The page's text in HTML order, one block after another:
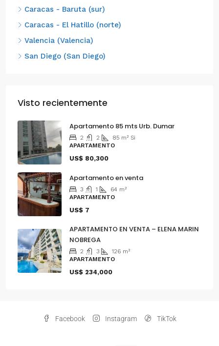
Caracas - Baruta (sur)
Caracas - El Hatillo (norte)
Valencia (Valencia)
San Diego (San Diego)
Visto recientemente
Apartamento 85 mts Urb. Dumar
2 2 85 m² Si
APARTAMENTO
US$ 80,300
Apartamento en venta
3 1 64 m²
APARTAMENTO
US$ 7
APARTAMENTO EN VENTA – ELENA MARIN
NOBREGA
2 3 126 m²
APARTAMENTO
US$ 234,000
Facebook Instagram TikTok